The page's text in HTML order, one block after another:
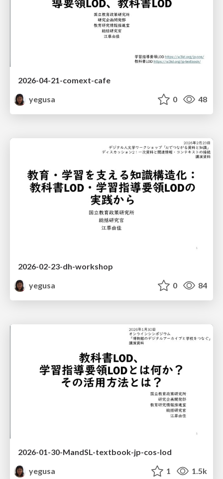
2026-04-21-comext-cafe
yegusa
0 48
2026-02-23-dh-workshop
yegusa
0 84
2026-01-30-MandSL-textbook-jp-cos-lod
yegusa
1 1.5k